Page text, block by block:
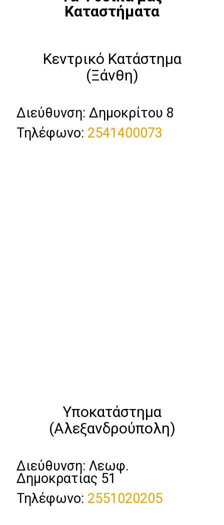
Καταστήματα
Κεντρικό Κατάστημα
(Ξάνθη)
Διεύθυνση: Δημοκρίτου 8
Τηλέφωνο: 2541400073
Υποκατάστημα
(Αλεξανδρούπολη)
Διεύθυνση: Λεωφ.
Δημοκρατίας 51
Τηλέφωνο: 2551020205